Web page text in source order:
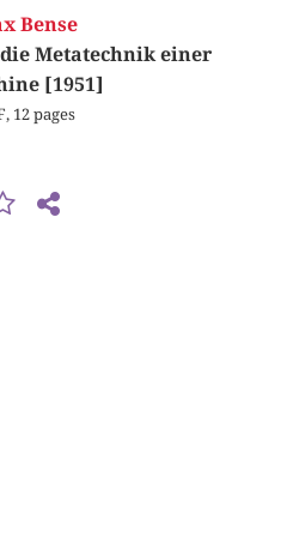
Bense
Metatechnik einer
[1951]
12 pages